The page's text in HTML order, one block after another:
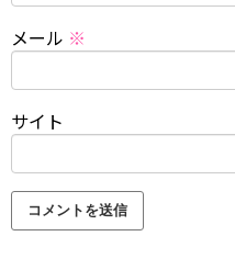
メール ※
サイト